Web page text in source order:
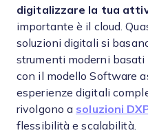
digitalizzare la tua
importante è il cloud.
soluzioni digitali si
strumenti moderni basati
con il modello Software
esperienze digitali
rivolgono a soluzioni
flessibilità e scalabilità.